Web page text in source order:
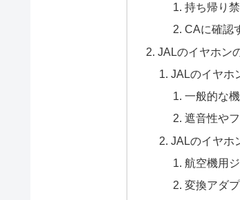
持ち帰り
CAに確認
JALのイヤホン
JALのイヤホ
一般的な
遮音性や
JALのイヤホ
航空機用
変換アダ